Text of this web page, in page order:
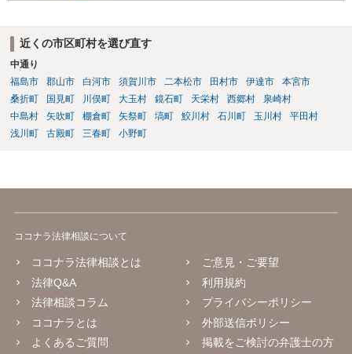
近くの市区町村を選び直す
中通り
福島市
郡山市 白河市 須賀川市 二本松市 田村市 伊達市
本宮市
桑折町
国見町 川俣町 大玉村 鏡石町 天栄村 西郷村
泉崎村
中島村
矢吹町 棚倉町 矢祭町 塙町 鮫川村 石川町 玉川村
平田村
浅川町
古殿町 三春町 小野町
ココナラ法律相談について
ココナラ法律相談とは
法律Q&A
法律相談コラム
ココナラとは
よくあるご質問
ご意見・ご要望
利用規約
プライバシーポリシー
外部送信ポリシー
掲載をご検討の弁護士の方